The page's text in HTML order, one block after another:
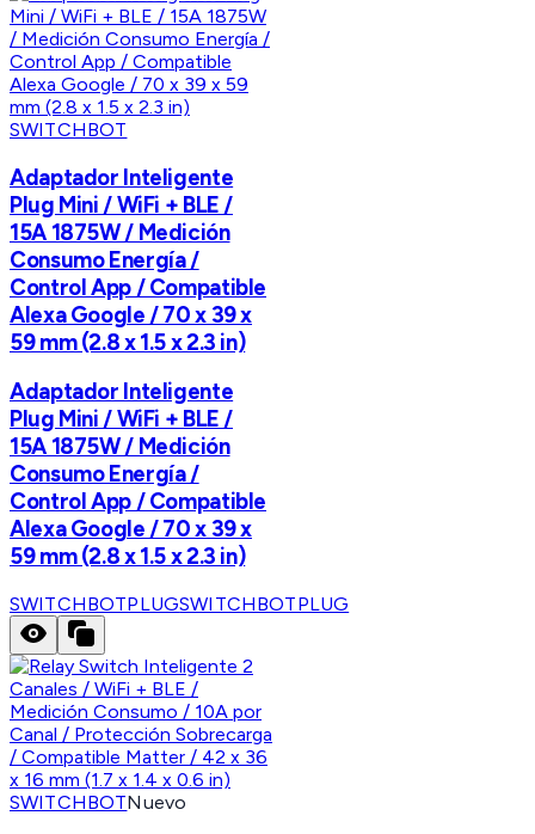
SWITCHBOT
Adaptador Inteligente
Plug Mini / WiFi + BLE /
15A 1875W / Medición
Consumo Energía /
Control App / Compatible
Alexa Google / 70 x 39 x
59 mm (2.8 x 1.5 x 2.3 in)
Adaptador Inteligente
Plug Mini / WiFi + BLE /
15A 1875W / Medición
Consumo Energía /
Control App / Compatible
Alexa Google / 70 x 39 x
59 mm (2.8 x 1.5 x 2.3 in)
SWITCHBOTPLUGSWITCHBOTPLUG
SWITCHBOTNuevo